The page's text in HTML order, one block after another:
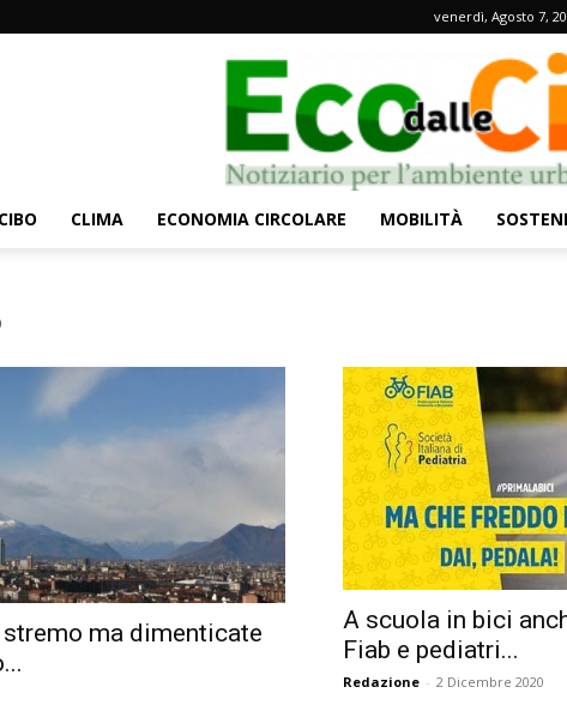
venerdì, Agosto 7,
dalle
Città
CIBO CLIMA ECONOMIA CIRCOLARE MOBILITÀ
ma dimenticate
A scuola in bici
Fiab e pediatri...
Redazione - 2 Dicembre 2020